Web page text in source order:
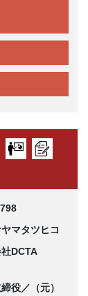
マタツヒコ
DCTA
役／（元）